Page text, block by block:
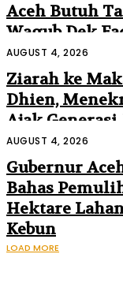
Aceh Butuh
Wagub Dek
Mendagri dan
AUGUST 4, 2026
Ziarah ke
Dhien,
Ajak
Sejarah
AUGUST 4, 2026
Gubernur
Bahas
Hektare
Kebun
LOAD MORE